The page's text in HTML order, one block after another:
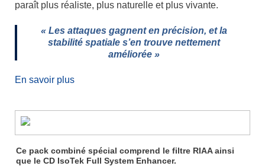
paraît plus réaliste, plus naturelle et plus vivante.
« Les attaques gagnent en précision, et la
stabilité spatiale s’en trouve nettement
améliorée »
En savoir plus
Ce pack combiné spécial comprend le filtre RIAA ainsi
que le CD IsoTek Full System Enhancer.